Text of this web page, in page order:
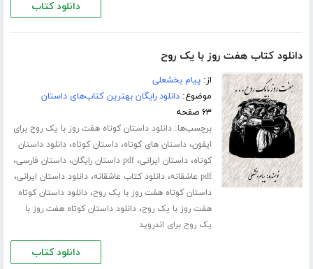
دانلود کتاب
دانلود کتاب هفت روز با یک روح
از:پیام بخشعلی
موضوع:دانلود رایگان بهترین کتاب‌های داستان
۶۳ صفحه
برچسب‌ها:دانلود داستان کوتاه هفت روز با یک روح برای
ایفون،داستان های کوتاه،داستان کوتاه،دانلود داستان
کوتاه،داستان ایرانی،pdf داستان رایگان ،داستان فارسی،
pdf عاشقانه ،دانلود کتاب عاشقانه،دانلود داستان ایرانی،
داستان کوتاه هفت روز با یک روح،دانلود داستان کوتاه
هفت روز با یک روح،دانلود داستان کوتاه هفت روز با
یک روح برای اندروید
دانلود کتاب